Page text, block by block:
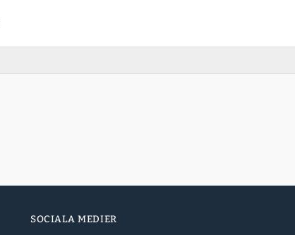
SOCIALA MEDIER